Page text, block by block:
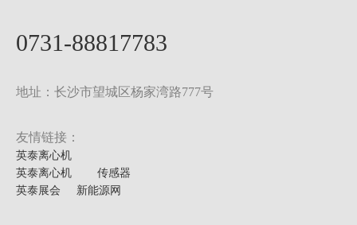
0731-88817783
地址：长沙市望城区杨家湾路777号
友情链接：
英泰离心机
英泰离心机
传感器
英泰展会
新能源网